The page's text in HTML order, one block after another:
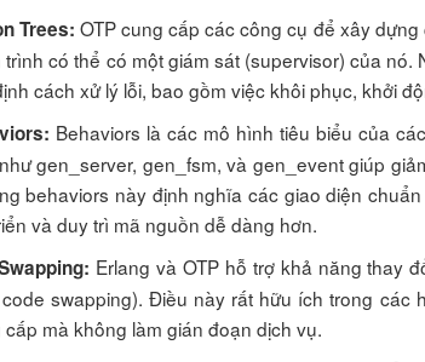
Trees: OTP cung cấp các công cụ để xây
trình có thể có một giám sát (supervisor) của nó.
cách xử lý lỗi, bao gồm việc khôi phục, khởi
Behaviors là các mô hình tiêu biểu của
gen_server, gen_fsm, và gen_event giúp
behaviors này định nghĩa các giao diện
và duy trì mã nguồn dễ dàng hơn.
Erlang và OTP hỗ trợ khả năng thay
swapping). Điều này rất hữu ích trong các
mà không làm gián đoạn dịch vụ.